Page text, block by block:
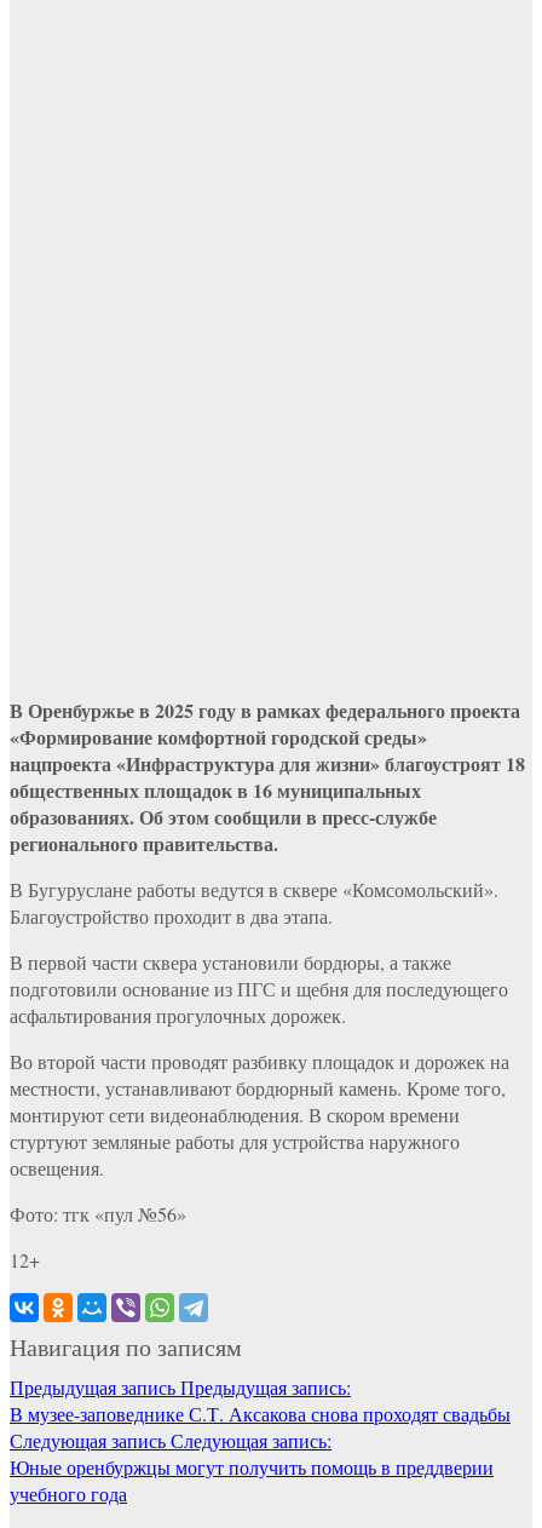
В Оренбуржье в 2025 году в рамках федерального проекта
«Формирование комфортной городской среды»
нацпроекта «Инфраструктура для жизни» благоустроят 18
общественных площадок в 16 муниципальных
образованиях. Об этом сообщили в пресс-службе
регионального правительства.
В Бугуруслане работы ведутся в сквере «Комсомольский».
Благоустройство проходит в два этапа.
В первой части сквера установили бордюры, а также
подготовили основание из ПГС и щебня для последующего
асфальтирования прогулочных дорожек.
Во второй части проводят разбивку площадок и дорожек на
местности, устанавливают бордюрный камень. Кроме того,
монтируют сети видеонаблюдения. В скором времени
стуртуют земляные работы для устройства наружного
освещения.
Фото: тгк «пул №56»
12+
Навигация по записям
Предыдущая записьПредыдущая запись:
В музее-заповеднике С.Т. Аксакова снова проходят свадьбы
Следующая записьСледующая запись:
Юные оренбуржцы могут получить помощь в преддверии
учебного года